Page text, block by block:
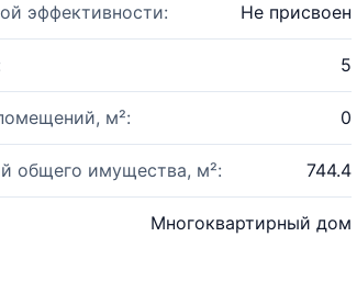
эффективности: Не присвоен
5
м²: 0
общего имущества, м²: 744.4
Многоквартирный дом